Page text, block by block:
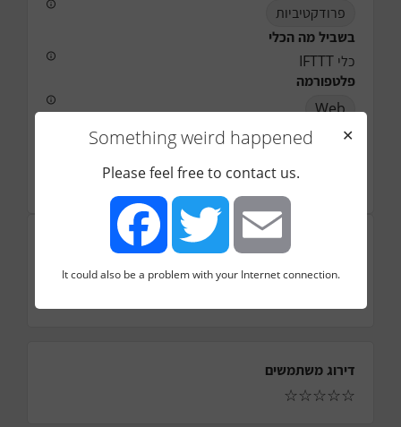
פרודקטיביות
בשביל מה הכלי
כלי IFTTT
פלטפורמה
Web
עלות
לינק לדיון בקבוצה
דירוג משתמשים
☆
☆
☆
☆
☆
Something weird happened
✕
Please feel free to contact us.
FacebookTwitter Email
It could also be a problem with your Internet connection.